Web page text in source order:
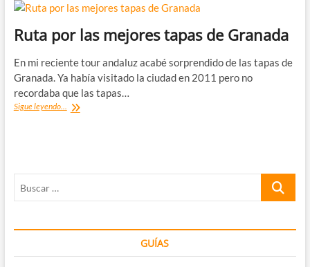
Ruta por las mejores tapas de Granada
En mi reciente tour andaluz acabé sorprendido de las tapas de
Granada. Ya había visitado la ciudad en 2011 pero no
recordaba que las tapas…
Sigue leyendo... Ruta
Buscar
GUÍAS